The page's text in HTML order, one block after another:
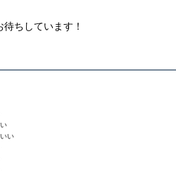
ちしています！
い